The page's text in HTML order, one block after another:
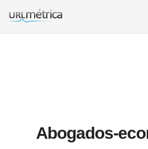
Abogados-